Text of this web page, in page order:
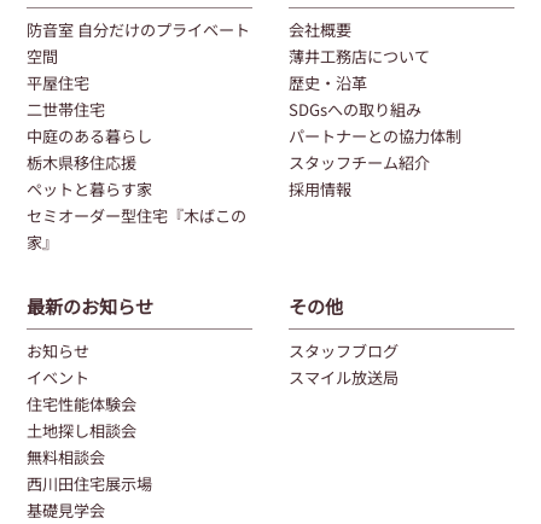
防音室 自分だけのプライベート
空間
平屋住宅
二世帯住宅
中庭のある暮らし
栃木県移住応援
ペットと暮らす家
セミオーダー型住宅『木ばこの
家』
会社概要
薄井工務店について
歴史・沿革
SDGsへの取り組み
パートナーとの協力体制
スタッフチーム紹介
採用情報
最新のお知らせ
お知らせ
イベント
住宅性能体験会
土地探し相談会
無料相談会
西川田住宅展示場
基礎見学会
その他
スタッフブログ
スマイル放送局